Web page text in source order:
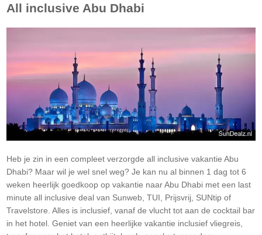
All inclusive Abu Dhabi
Heb je zin in een compleet verzorgde all inclusive vakantie Abu
Dhabi? Maar wil je wel snel weg? Je kan nu al binnen 1 dag tot 6
weken heerlijk goedkoop op vakantie naarAbu Dhabi met een last
minute all inclusive deal van Sunweb, TUI, Prijsvrij, SUNtip of
Travelstore. Alles is inclusief, vanaf de vlucht tot aan de cocktail bar
in het hotel. Geniet van een heerlijke vakantie inclusief vliegreis,